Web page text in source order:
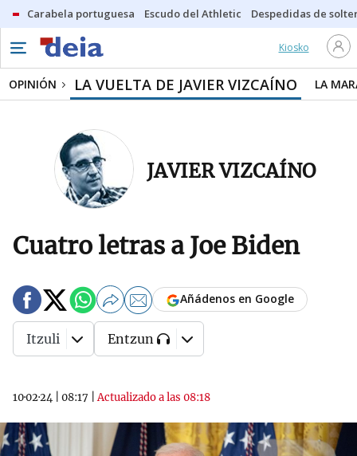
Carabela portuguesa Escudo del Athletic Despedidas de
Kiosko
OPINIÓN LA VUELTA DE JAVIER VIZCAÍNO LA
JAVIER VIZCAÍNO
Cuatro letras a Joe Biden
10·02·24 08:17 |Actualizado a las 08:18
Añádenos en Google
Itzuli Entzun